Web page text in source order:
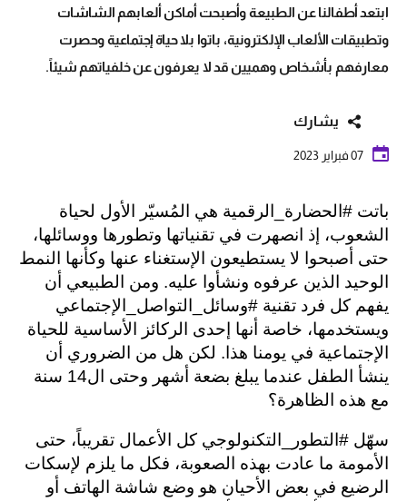
ابتعد أطفالنا عن الطبيعة وأصبحت أماكن ألعابهم الشاشات
وتطبيقات الألعاب الإلكترونية، باتوا بلا حياة إجتماعية وحصرت
معارفهم بأشخاص وهميين قد لا يعرفون عن خلفياتهم شيئاً.
يشارك
07 فبراير 2023
باتت #الحضارة_الرقمية هي المُسيّر الأول لحياة
الشعوب، إذ انصهرت في تقنياتها وتطورها ووسائلها،
حتى أصبحوا لا يستطيعون الإستغناء عنها وكأنها النمط
الوحيد الذين عرفوه ونشأوا عليه. ومن الطبيعي أن
يفهم كل فرد تقنية #وسائل_التواصل_الإجتماعي
ويستخدمها، خاصة أنها إحدى الركائز الأساسية للحياة
الإجتماعية في يومنا هذا. لكن هل من الضروري أن
ينشأ الطفل عندما يبلغ بضعة أشهر وحتى ال14 سنة
مع هذه الظاهرة؟
سهّل #التطور_التكنولوجي كل الأعمال تقريباً، حتى
الأمومة ما عادت بهذه الصعوبة، فكل ما يلزم لإسكات
الرضيع في بعض الأحيان هو وضع شاشة الهاتف أو